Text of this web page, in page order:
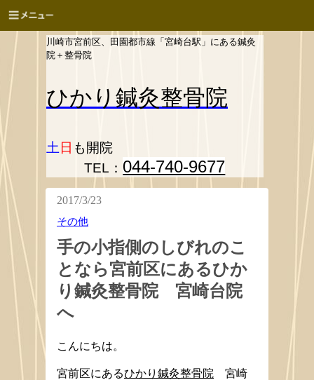
川崎市宮前区、田園都市線「宮崎台駅」にある鍼灸
院＋整骨院
ひかり 鍼灸整骨院
土 日 も開院
TEL： 044-740-9677
2017/3/23
その他
手の小指側のしびれのこ
となら宮前区にあるひか
り鍼灸整骨院 宮崎台院
へ
こんにちは。
宮前区にあるひかり鍼灸整骨院 宮崎